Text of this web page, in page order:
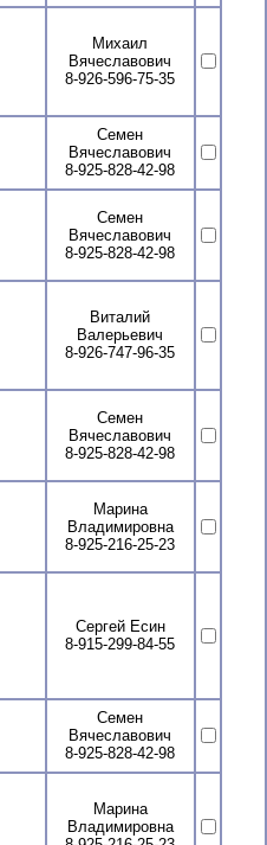
Михаил
Вячеславович
8-926-596-75-35
Семен
Вячеславович
8-925-828-42-98
Семен
Вячеславович
8-925-828-42-98
Виталий
Валерьевич
8-926-747-96-35
Семен
Вячеславович
8-925-828-42-98
Марина
Владимировна
8-925-216-25-23
Сергей Есин
8-915-299-84-55
Семен
Вячеславович
8-925-828-42-98
Марина
Владимировна